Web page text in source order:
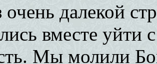
далекой
вместе
Мы молили